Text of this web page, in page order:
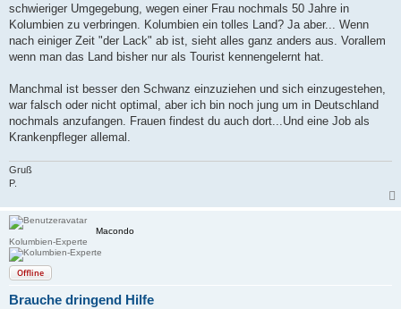
schwieriger Umgegebung, wegen einer Frau nochmals 50 Jahre in
Kolumbien zu verbringen. Kolumbien ein tolles Land? Ja aber... Wenn
nach einiger Zeit "der Lack" ab ist, sieht alles ganz anders aus. Vorallem
wenn man das Land bisher nur als Tourist kennengelernt hat.
Manchmal ist besser den Schwanz einzuziehen und sich einzugestehen,
war falsch oder nicht optimal, aber ich bin noch jung um in Deutschland
nochmals anzufangen. Frauen findest du auch dort...Und eine Job als
Krankenpfleger allemal.
Gruß
P.
Macondo
Kolumbien-Experte
Offline
Brauche dringend Hilfe